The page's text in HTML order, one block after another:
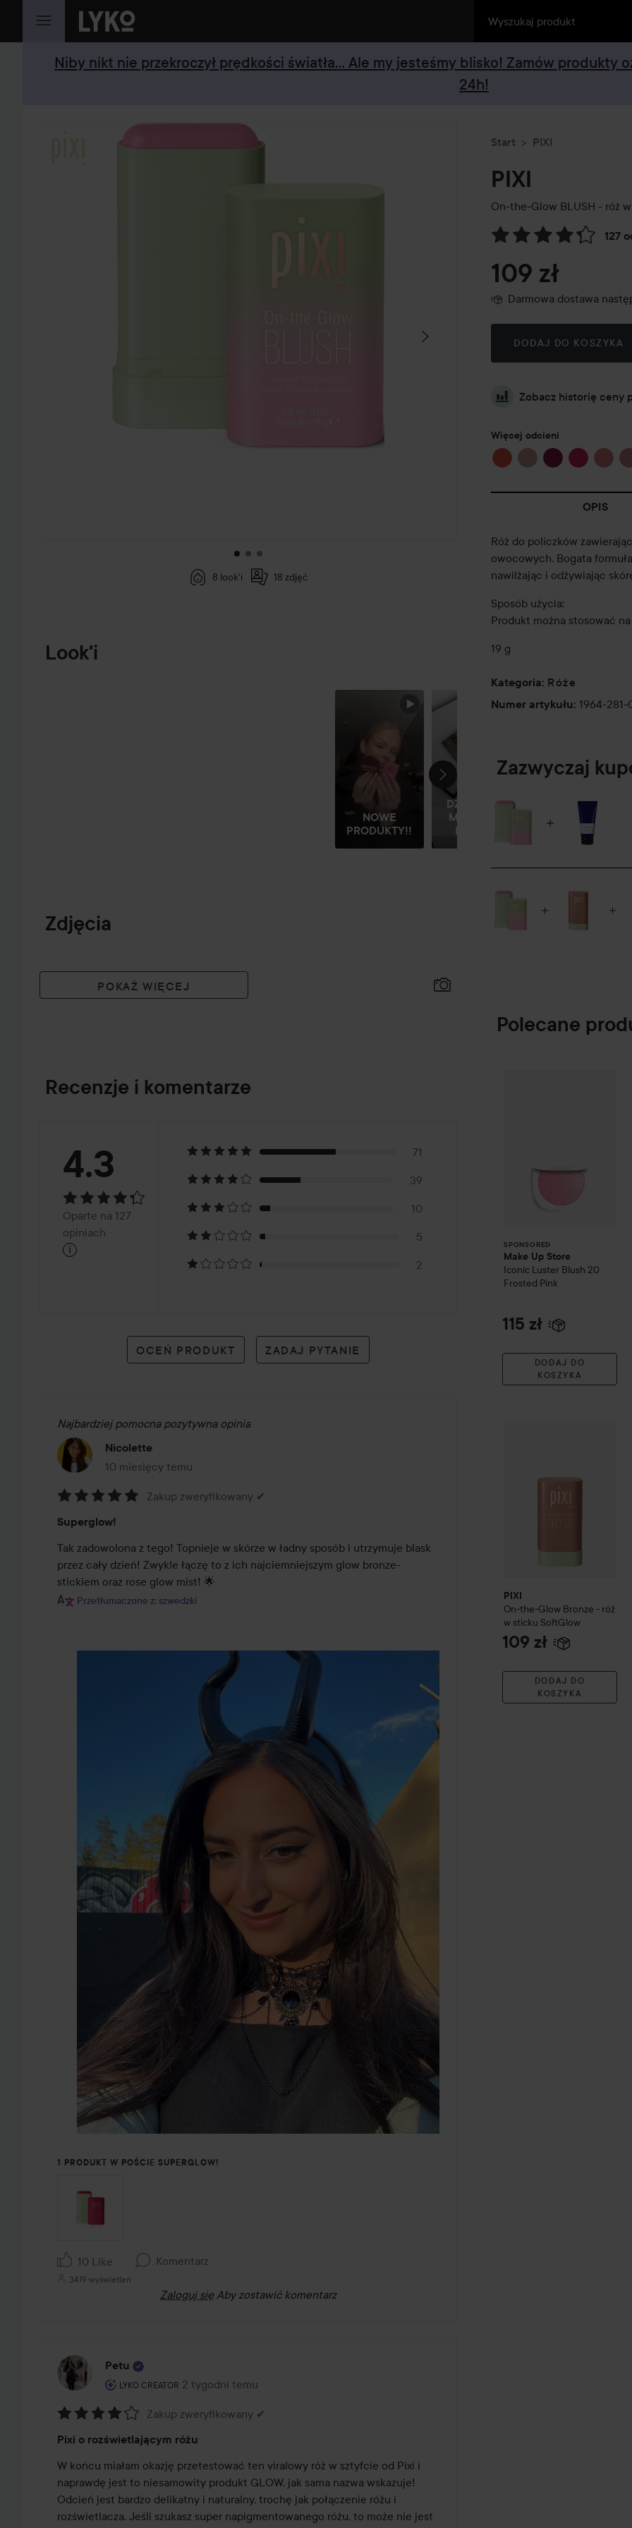
PRZEJDŹ DO TREŚCI
Niby nikt nie przekroczył prędkości światła... Ale my jesteśmy blisko! Zamów produkty
24h!
POMIŃ SEKCJĘ
8 look'i 18 zdjęć
Look'i
NOWE
PRODUKTY!!
DZISIEJSZY
MAKIJAŻ Z
MOIMI...
MAKIJAŻ
Zdjęcia
POKAŻ WIĘCEJ
Recenzje i komentarze
Ocena:
4.3Oparte
na
opiniach
4.3
Oparte na 127
opiniach
i
71
39
10
5
2
OCEŃ PRODUKT ZADAJ PYTANIE
Najbardziej pomocna pozytywna opinia
Nicolette
10 miesięcy temu
Post został utworzony 10 miesięcy temu
5
z
5
Zakup zweryfikowany ✔
Superglow!
Tak zadowolona z tego! Topnieje w skórze w ładny sposób i utrzymuje blask
przez cały dzień! Zwykle łączę to z ich najciemniejszym glow bronze-
stickiem oraz rose glow mist! 🌟
Przetłumaczone z: szwedzki
1 PRODUKT W POŚCIE SUPERGLOW!
10 Like Komentarz
3419 wyświetleń
Zaloguj się Aby zostawić komentarz
Petu
LYKO CREATOR
Rola użytkownika: Lyko Creator.
2 tygodni temu
Post został utworzony 2 tygodni temu
4
z
5
Zakup zweryfikowany ✔
Pixi o rozświetlającym różu
W końcu miałam okazję przetestować ten viralowy róż w sztyfcie od Pixi i
naprawdę jest to niesamowity produkt GLOW, jak sama nazwa wskazuje!
Odcień jest bardzo delikatny i naturalny, trochę jak połączenie różu i
rozświetlacza. Jeśli szukasz super napigmentowanego różu, to może nie jest
Start PIXI
PIXI
On-the-Glow BLUSH - róż
127
Przejdź do Recenzje i
109 zł
Darmowa dostawa
DODAJ DO KOSZYKA
Zobacz historię ceny
Więcej odcieni
OPIS
Róż do policzków
owocowych. Bogata
nawilżając i odżywiając
Sposób użycia:
Produkt można stosować
19 g
Kategoria: Róże
Numer artykułu: 1964-
Zazwyczaj
Polecane
SPONSORED
Make Up Store
Iconic Luster Blush 20
Frosted Pink
115 zł
DODAJ DO
KOSZYKA
PIXI
On-the-Glow Bronze - róż
w sticku SoftGlow
109 zł
DODAJ DO
KOSZYKA